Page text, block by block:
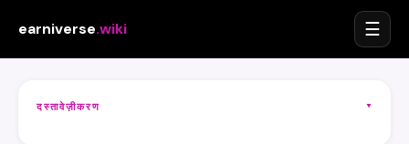
earniverse.wiki ☰
दस्तावेज़ीकरण ▾